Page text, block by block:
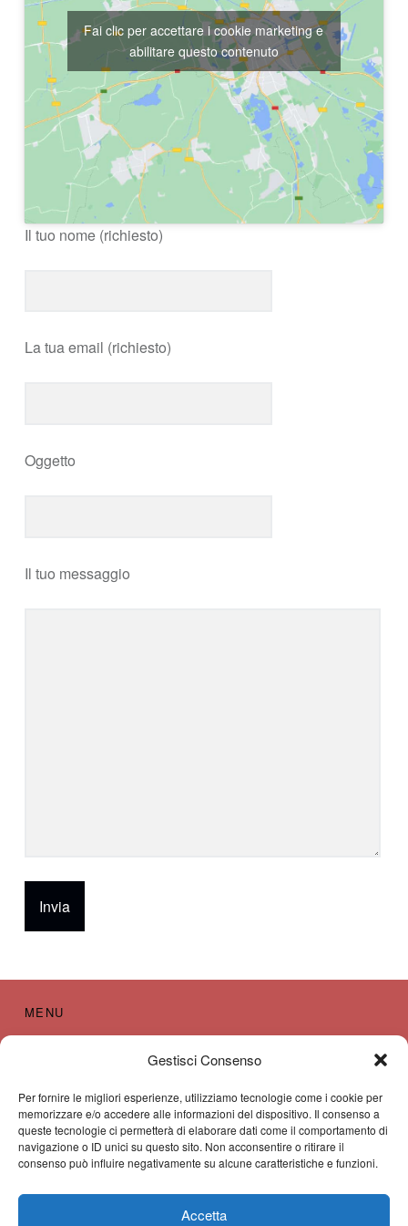
Gestisci Consenso
Per fornire le migliori esperienze, utilizziamo tecnologie come i cookie per
memorizzare e/o accedere alle informazioni del dispositivo. Il consenso a
queste tecnologie ci permetterà di elaborare dati come il comportamento di
navigazione o ID unici su questo sito. Non acconsentire o ritirare il
consenso può influire negativamente su alcune caratteristiche e funzioni.
Accetta
Fai clic per accettare i cookie marketing e
abilitare questo contenuto
Il tuo nome (richiesto)
La tua email (richiesto)
Oggetto
Il tuo messaggio
MENU
Cookie Policy (UE)
Home
Servizi
Dove Siamo – Contattaci